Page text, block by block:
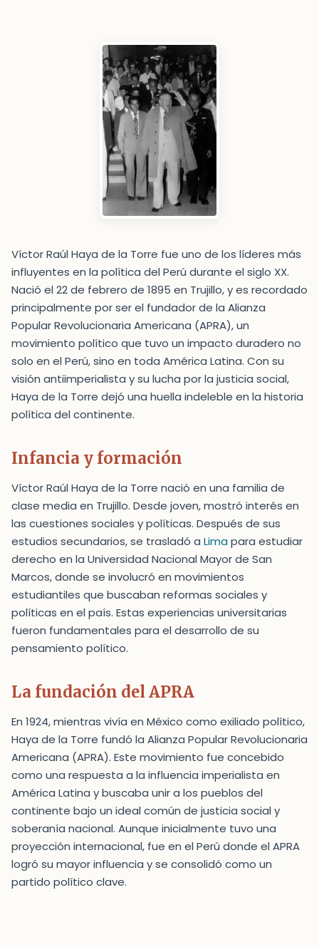
Víctor Raúl Haya de la Torre fue uno de los líderes más
influyentes en la política del Perú durante el siglo XX.
Nació el 22 de febrero de 1895 en Trujillo, y es recordado
principalmente por ser el fundador de la Alianza
Popular Revolucionaria Americana (APRA), un
movimiento político que tuvo un impacto duradero no
solo en el Perú, sino en toda América Latina. Con su
visión antiimperialista y su lucha por la justicia social,
Haya de la Torre dejó una huella indeleble en la historia
política del continente.
Infancia y formación
Víctor Raúl Haya de la Torre nació en una familia de
clase media en Trujillo. Desde joven, mostró interés en
las cuestiones sociales y políticas. Después de sus
estudios secundarios, se trasladó a Limapara estudiar
derecho en la Universidad Nacional Mayor de San
Marcos, donde se involucró en movimientos
estudiantiles que buscaban reformas sociales y
políticas en el país. Estas experiencias universitarias
fueron fundamentales para el desarrollo de su
pensamiento político.
La fundación del APRA
En 1924, mientras vivía en México como exiliado político,
Haya de la Torre fundó la Alianza Popular Revolucionaria
Americana (APRA). Este movimiento fue concebido
como una respuesta a la influencia imperialista en
América Latina y buscaba unir a los pueblos del
continente bajo un ideal común de justicia social y
soberanía nacional. Aunque inicialmente tuvo una
proyección internacional, fue en el Perú donde el APRA
logró su mayor influencia y se consolidó como un
partido político clave.